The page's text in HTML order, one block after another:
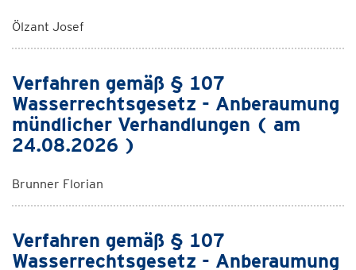
Ölzant Josef
Verfahren gemäß § 107
Wasserrechtsgesetz - Anberaumung
mündlicher Verhandlungen ( am
24.08.2026 )
Brunner Florian
Verfahren gemäß § 107
Wasserrechtsgesetz - Anberaumung